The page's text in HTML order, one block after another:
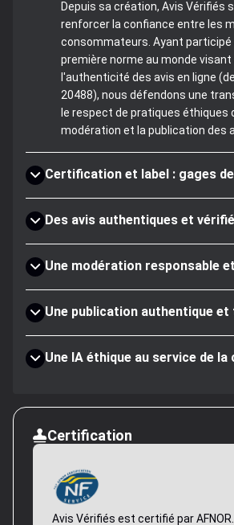
Depuis sa création, Avis Vérifiés
renforcer la confiance entre les
consommateurs. Ayant participé
première norme au monde
l'authenticité des avis en ligne
20488), nous défendons une
le respect de pratiques éthiques
modération et la publication des
Certification et label : gages
Des avis authentiques et
Une modération responsable
Une publication authentique
Une IA éthique au service de la
Certification
Avis Vérifiés est certifié par